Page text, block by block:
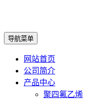
导航菜单
网站首页
公司简介
产品中心
聚四氟乙烯